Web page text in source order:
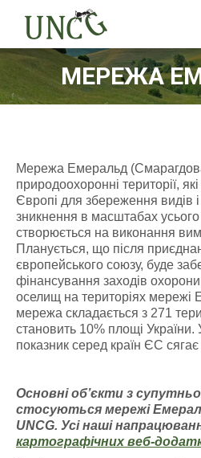
МЕРЕЖА
Мережа Емеральд
природоохоронні території,
Європі для збереження видів
зникнення в масштабах
створюється на виконання
Планується, що після
європейського союзу, буде
фінансування заходів
оселищ на територіях мережі
мережа складається з 271
становить 10% площі України.
показник серед країн ЄС
Основні об’єкти з
стосуються мережі
UNCG. Усі наші
картографічних веб-